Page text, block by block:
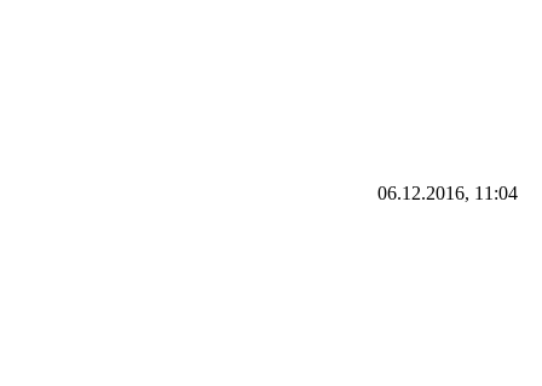
06.12.2016, 11:04